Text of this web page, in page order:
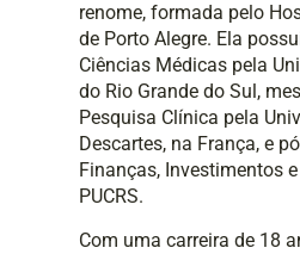
renome, formada pelo
de Porto Alegre. Ela
Ciências Médicas pela
do Rio Grande do Sul,
Pesquisa Clínica pela
Descartes, na França, e
Finanças, Investimentos
PUCRS.
Com uma carreira de 18